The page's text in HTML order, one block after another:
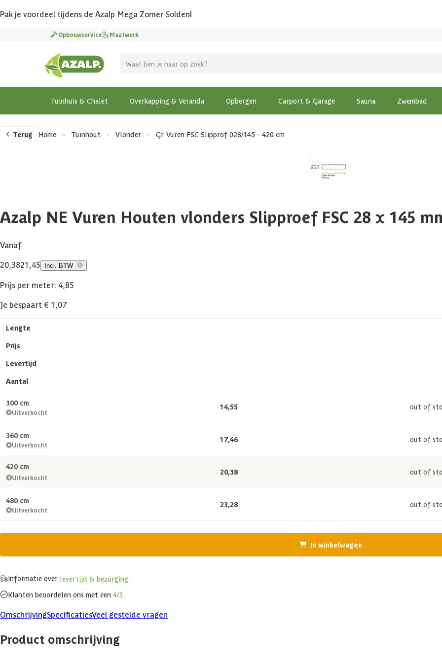
Pak je voordeel tijdens de Azalp Mega Zomer Solden!
Opbouwservice Maatwerk
Tuinhuis & Chalet Overkapping & Veranda Opbergen Carport & Garage Sauna Zwembad
Terug Home - Tuinhout - Vlonder - Gr. Vuren FSC Slipprof 028/145 - 420 cm
Azalp NE Vuren Houten vlonders Slipproef FSC 28 x 145
Vanaf
20,3821,45 Incl. BTW
Prijs per meter: 4,85
Je bespaart € 1,07
Lengte
Prijs
Levertijd
Aantal
300 cm
Uitverkocht
out of
14,55
360 cm
Uitverkocht
out of
17,46
420 cm
Uitverkocht
out of
20,38
480 cm
Uitverkocht
out of
23,28
In winkelwagen
Informatie over levertijd & bezorging
Klanten beoordelen ons met een 4/5
OmschrijvingSpecificatiesVeel gestelde vragen
Product omschrijving